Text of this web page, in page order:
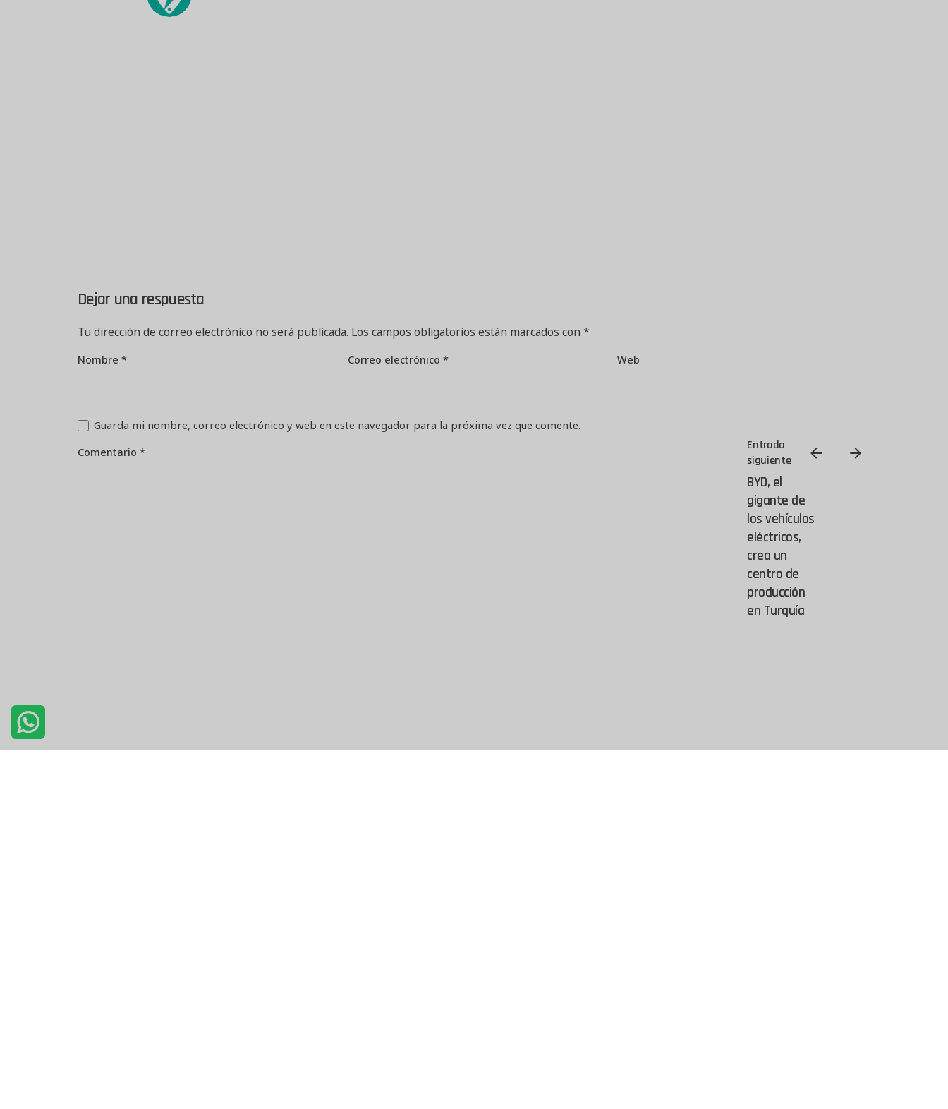
Entrada
siguiente
BYD, el
gigante de
los vehículos
eléctricos,
crea un
centro de
producción
en Turquía
Dejar una respuesta
Tu dirección de correo electrónico no será publicada. Los campos obligatorios están marcados con*
Nombre* Correo electrónico * Web
Guarda mi nombre, correo electrónico y web en este navegador para la próxima vez que comente.
Comentario*